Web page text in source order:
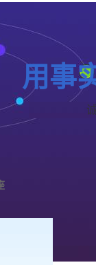
用事